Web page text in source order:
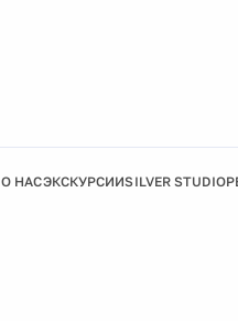
О НАСЭКСКУРСИИSILVER STUDIO